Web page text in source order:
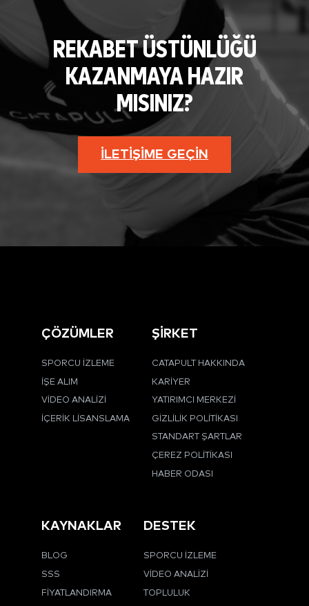
REKABET ÜSTÜNLÜĞÜ
KAZANMAYA HAZIR
MISINIZ?
İLETIŞIME GEÇIN
ÇÖZÜMLER
SPORCU İZLEME
İŞE ALIM
VIDEO ANALIZI
İÇERIK LISANSLAMA
ŞİRKET
CATAPULT HAKKINDA
KARIYER
YATIRIMCI MERKEZI
GIZLILIK POLITIKASI
STANDART ŞARTLAR
ÇEREZ POLITIKASI
HABER ODASI
KAYNAKLAR
BLOG
SSS
FIYATLANDIRMA
DESTEK
SPORCU İZLEME
VIDEO ANALIZI
TOPLULUK